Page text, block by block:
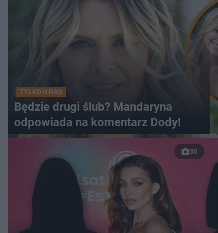
TYLKO U NAS
Będzie drugi ślub? Mandaryna
odpowiada na komentarz Dody!
30